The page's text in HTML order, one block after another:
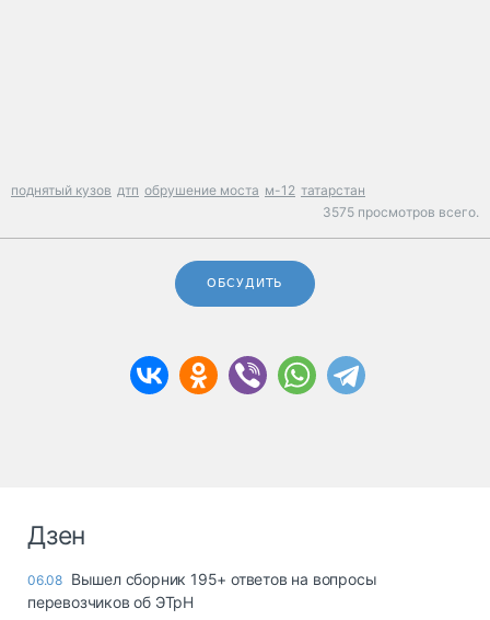
поднятый кузов дтп обрушение моста м-12 татарстан
3575 просмотров всего.
ОБСУДИТЬ
Дзен
06.08 Вышел сборник 195+ ответов на вопросы
перевозчиков об ЭТрН